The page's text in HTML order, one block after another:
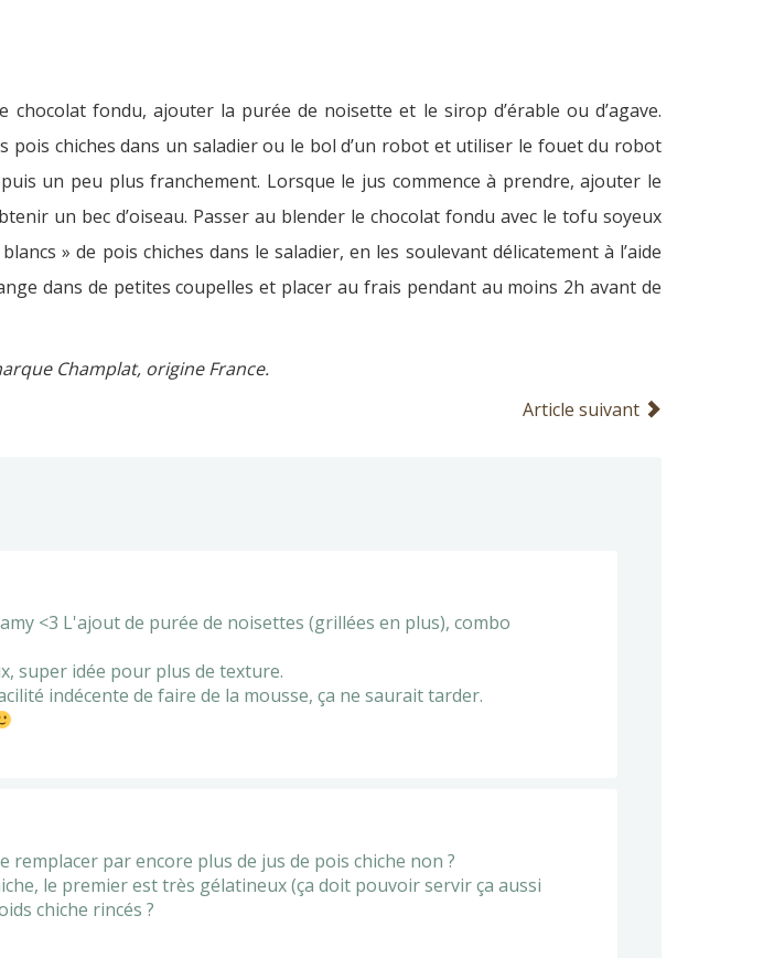
fondu, ajouter la purée de noisette et le sirop d’érable ou d’agave.
chiches dans un saladier ou le bol d’un robot et utiliser le fouet du robot
un peu plus franchement. Lorsque le jus commence à prendre, ajouter le
un bec d’oiseau. Passer au blender le chocolat fondu avec le tofu soyeux
» de pois chiches dans le saladier, en les soulevant délicatement à l’aide
dans de petites coupelles et placer au frais pendant au moins 2h avant de
Champlat, origine France.
Article suivant
<3 L'ajout de purée de noisettes (grillées en plus), combo
super idée pour plus de texture.
indécente de faire de la mousse, ça ne saurait tarder.
par encore plus de jus de pois chiche non ?
le premier est très gélatineux (ça doit pouvoir servir ça aussi
chiche rincés ?